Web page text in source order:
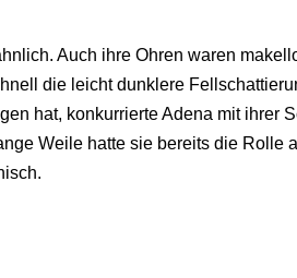
Auch ihre Ohren waren
die leicht dunklere
hat, konkurrierte Adena mit ihrer
Weile hatte sie bereits die Rolle